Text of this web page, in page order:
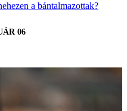
a bántalmazottak?
06